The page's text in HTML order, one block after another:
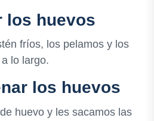
los huevos
fríos, los pelamos y los
lo largo.
los huevos
huevo y les sacamos las